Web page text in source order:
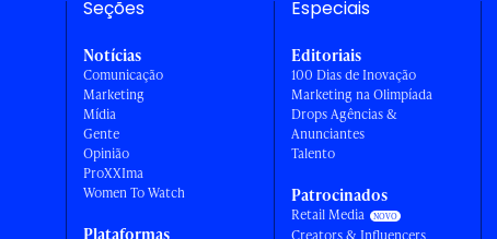
Seções
Notícias
Comunicação
Marketing
Mídia
Gente
Opinião
ProXXIma
Women To Watch
Plataformas
Especiais
Editoriais
100 Dias de Inovação
Marketing na Olimpíada
Drops Agências &
Anunciantes
Talento
Patrocinados
Retail Media